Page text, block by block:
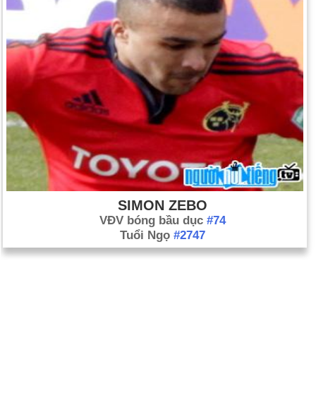
SIMON ZEBO
VĐV bóng bầu dục #74
Tuổi Ngọ #2747